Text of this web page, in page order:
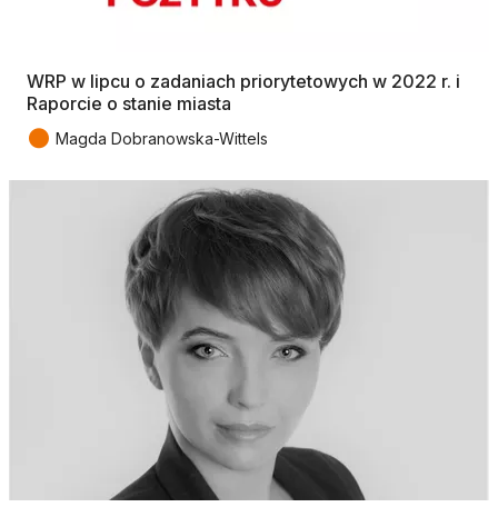
WRP w lipcu o zadaniach priorytetowych w 2022 r. i
Raporcie o stanie miasta
● Magda Dobranowska-Wittels